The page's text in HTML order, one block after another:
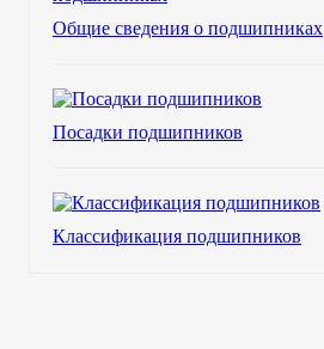
Общие сведения о подшипниках
Посадки подшипников
Классификация подшипников